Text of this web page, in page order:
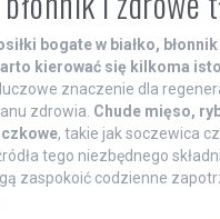
bogate w białko,
kierować się kilkoma
znaczenie dla
zdrowia. Chude mięso,
, takie jak soczewica
tego niezbędnego
zaspokoić codzienne